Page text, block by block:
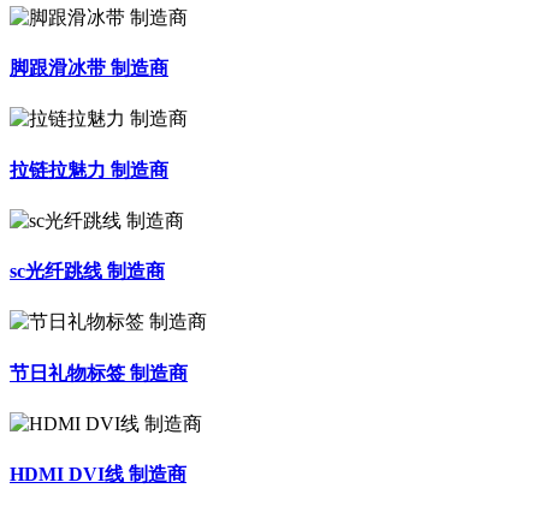
脚跟滑冰带 制造商
拉链拉魅力 制造商
sc光纤跳线 制造商
节日礼物标签 制造商
HDMI DVI线 制造商